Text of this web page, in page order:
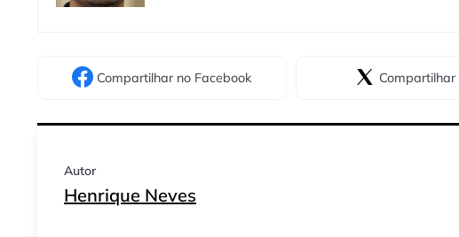
Compartilhar no Facebook Compartilhar
Autor
Henrique Neves